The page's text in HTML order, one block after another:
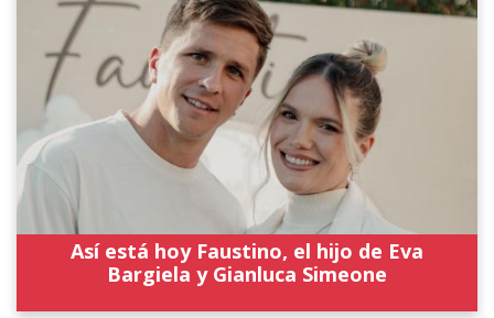
Así está hoy Faustino, el hijo de Eva
Bargiela y Gianluca Simeone